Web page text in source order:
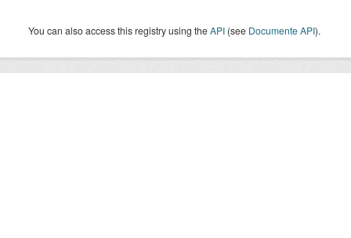
You can also access this registry using theAPI (see Documente API).